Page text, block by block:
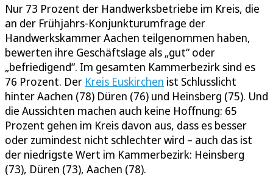
Nur 73 Prozent der Handwerksbetriebe im Kreis, die
an der Frühjahrs-Konjunkturumfrage der
Handwerkskammer Aachen teilgenommen haben,
bewerten ihre Geschäftslage als „gut“ oder
„befriedigend“. Im gesamten Kammerbezirk sind es
76 Prozent. Der Kreis Euskirchen ist Schlusslicht
hinter Aachen (78) Düren (76) und Heinsberg (75). Und
die Aussichten machen auch keine Hoffnung: 65
Prozent gehen im Kreis davon aus, dass es besser
oder zumindest nicht schlechter wird – auch das ist
der niedrigste Wert im Kammerbezirk: Heinsberg
(73), Düren (73), Aachen (78).